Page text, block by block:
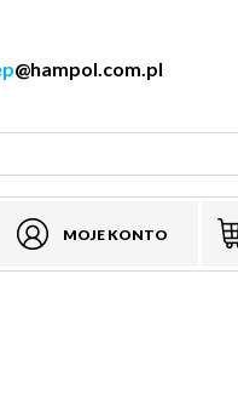
MOJE KONTO
@hampol.com.pl